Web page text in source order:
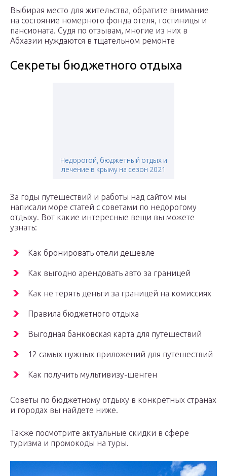
Выбирая место для жительства, обратите внимание
на состояние номерного фонда отеля, гостиницы и
пансионата. Судя по отзывам, многие из них в
Абхазии нуждаются в тщательном ремонте
Секреты бюджетного отдыха
Недорогой, бюджетный отдых и
лечение в крыму на сезон 2021
За годы путешествий и работы над сайтом мы
написали море статей с советами по недорогому
отдыху. Вот какие интересные вещи вы можете
узнать:
Как бронировать отели дешевле
Как выгодно арендовать авто за границей
Как не терять деньги за границей на комиссиях
Правила бюджетного отдыха
Выгодная банковская карта для путешествий
12 самых нужных приложений для путешествий
Как получить мультивизу-шенген
Советы по бюджетному отдыху в конкретных странах
и городах вы найдете ниже.
Также посмотрите актуальные скидки в сфере
туризма и промокоды на туры.